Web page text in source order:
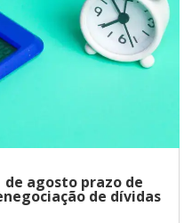
agosto prazo de
de dívidas